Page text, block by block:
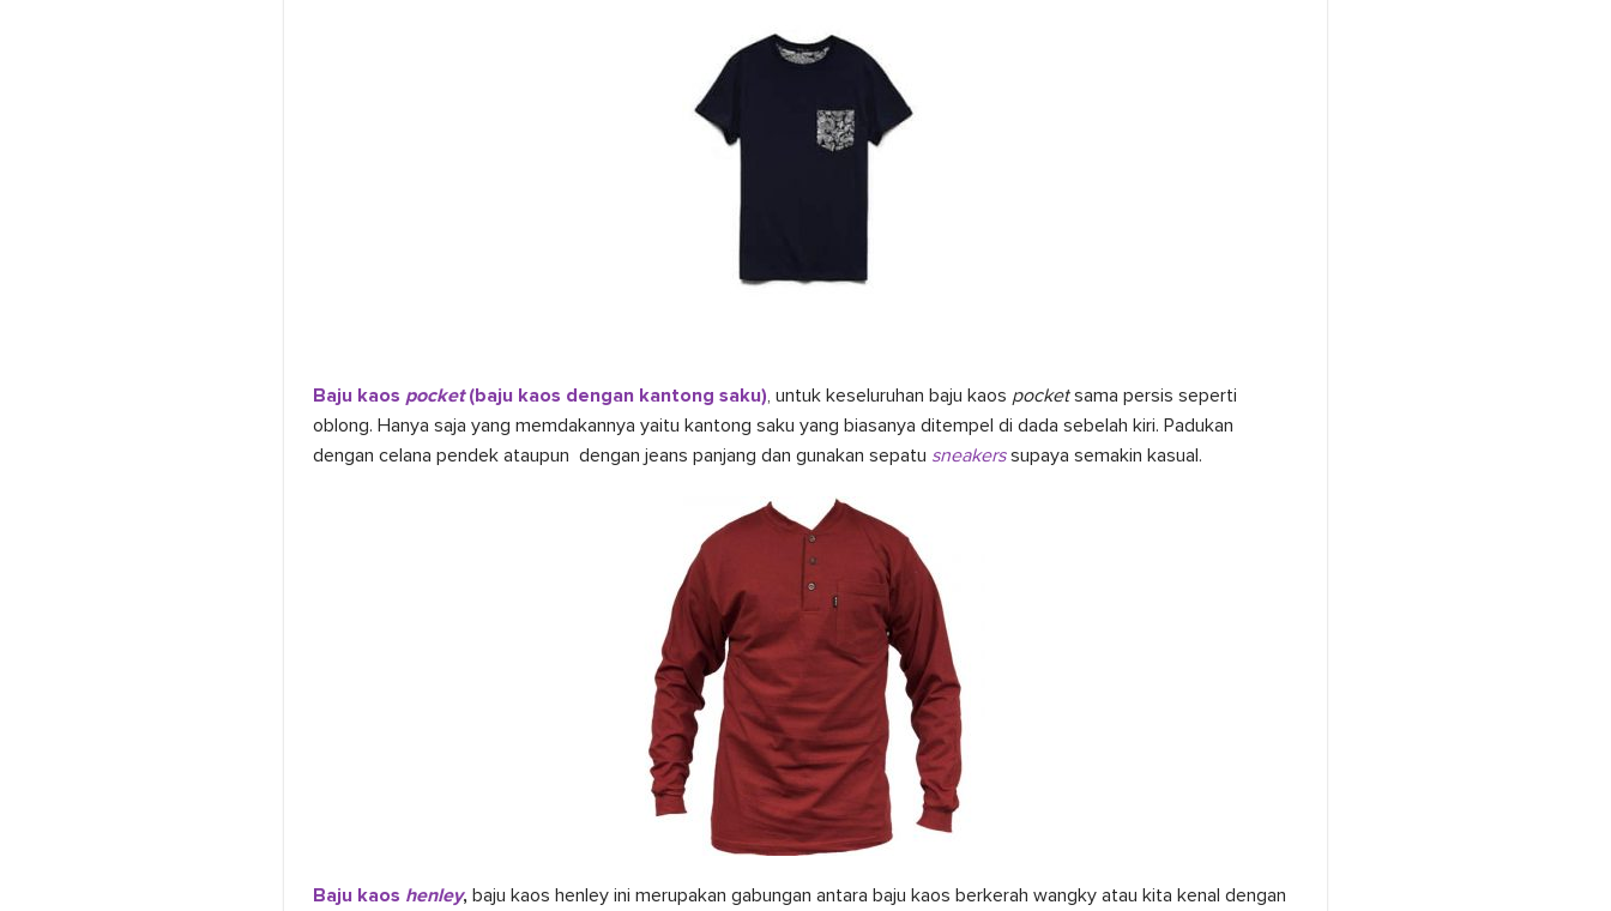
Baju kaos pocket(baju kaos dengan kantong saku), untuk keseluruhan baju kaos pocketsama persis seperti
oblong. Hanya saja yang memdakannya yaitu kantong saku yang biasanya ditempel di dada sebelah kiri. Padukan
dengan celana pendek ataupun dengan jeans panjang dan gunakan sepatu sneakers supaya semakin kasual.
Baju kaos henley, baju kaos henley ini merupakan gabungan antara baju kaos berkerah wangky atau kita kenal dengan